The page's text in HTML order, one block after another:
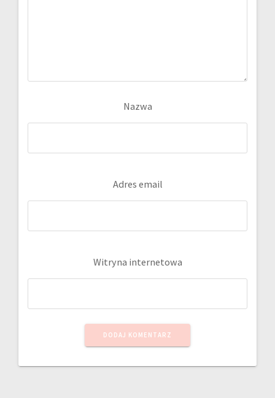
Nazwa
Adres email
Witryna internetowa